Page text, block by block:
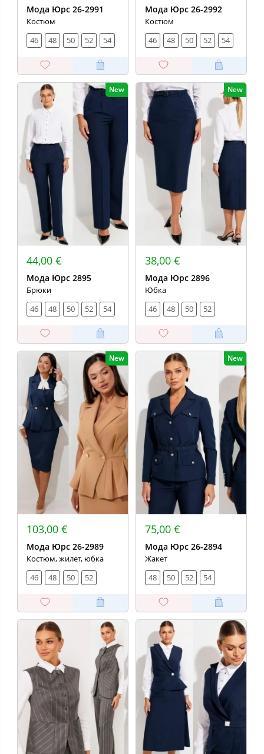
Мода Юрс 26-2991
Костюм
46
48 50 52 54
Мода Юрс 26-2992
Костюм
46
48 50 52 54
New
44,00 €
Мода Юрс 2895
Брюки
46
48 50 52 54
New
38,00 €
Мода Юрс 2896
Юбка
46
48 50 52
New
103,00 €
Мода Юрс 26-2989
Костюм, жилет, юбка
46
48 50 52
New
75,00 €
Мода Юрс 26-2894
Жакет
48
50 52 54